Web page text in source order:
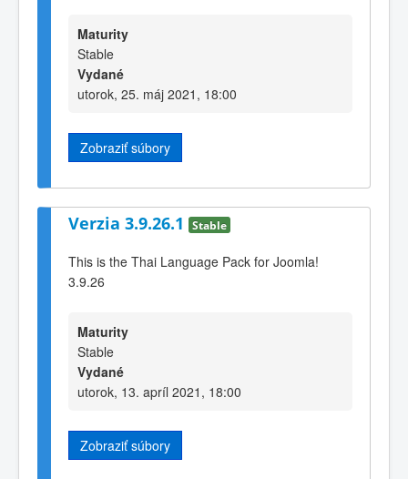
Maturity
Stable
Vydané
utorok, 25. máj 2021, 18:00
Zobraziť súbory
Verzia 3.9.26.1 Stable
This is the Thai Language Pack for Joomla!
3.9.26
Maturity
Stable
Vydané
utorok, 13. apríl 2021, 18:00
Zobraziť súbory